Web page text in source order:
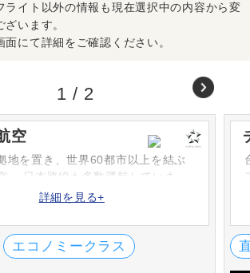
イト以外の情報も現在選択中の内容から変
います。
にて詳細をご確認ください。
空
地を置き、世界60都市以上を結ぶ
。 日本路線も多数運航していま
社としては初めてサンリオと提携
詳細を見る+
エコノミークラス
1 / 2